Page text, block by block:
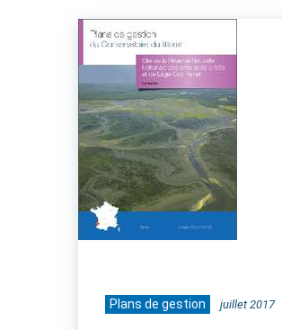
Plans de gestion juillet 2017